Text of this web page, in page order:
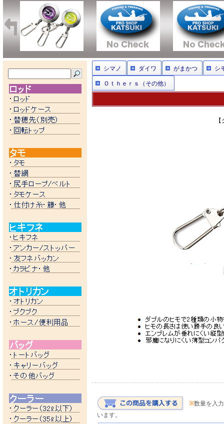
シマノ ダイワ がまかつ シ
Ｏｔｈｅｒｓ（その他）
※数量を入
います。